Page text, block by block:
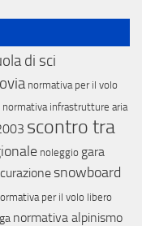
di sci
normativa per il volo
normativa infrastrutture aria
scontro tra
noleggio gara
snowboard
per il volo libero
normativa alpinismo